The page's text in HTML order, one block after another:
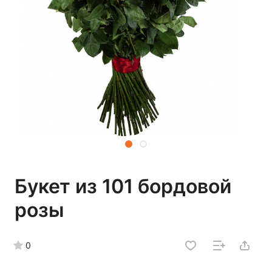
Букет из 101 бордовой
розы
0